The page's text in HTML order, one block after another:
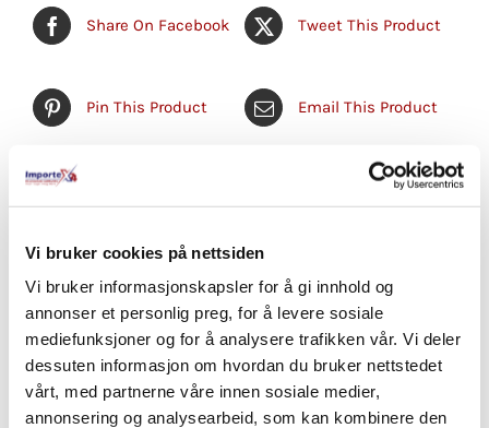
Vi bruker cookies på nettsiden
Vi bruker informasjonskapsler for å gi innhold og
annonser et personlig preg, for å levere sosiale
mediefunksjoner og for å analysere trafikken vår. Vi deler
dessuten informasjon om hvordan du bruker nettstedet
vårt, med partnerne våre innen sosiale medier,
annonsering og analysearbeid, som kan kombinere den
Share On Facebook Tweet This Product
Pin This Product Email This Product